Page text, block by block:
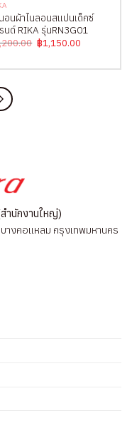
อนผ้าไนลอนสแปนเด็กซ์
นด์ RIKA รุ่นRN3G01
Original
price
฿2,200.00.
฿1,150.00
฿1,150.00.
ำนักงานใหญ่)
างคอแหลม กรุงเทพมหานคร